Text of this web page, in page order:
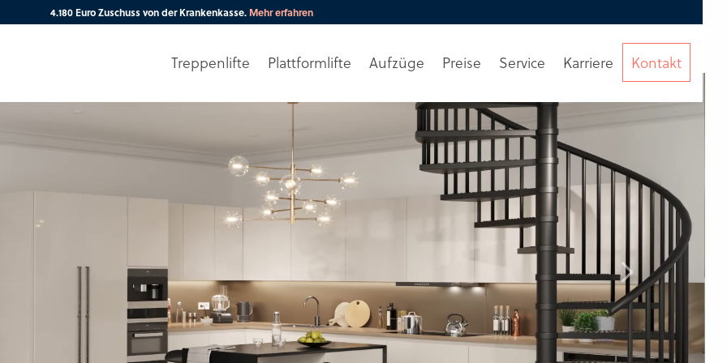
4.180 Euro Zuschuss von der Krankenkasse. Mehr erfahren
Treppenlifte Plattformlifte Aufzüge Preise Service Karriere Kontakt
Ihre PLZ Beratunganfordern